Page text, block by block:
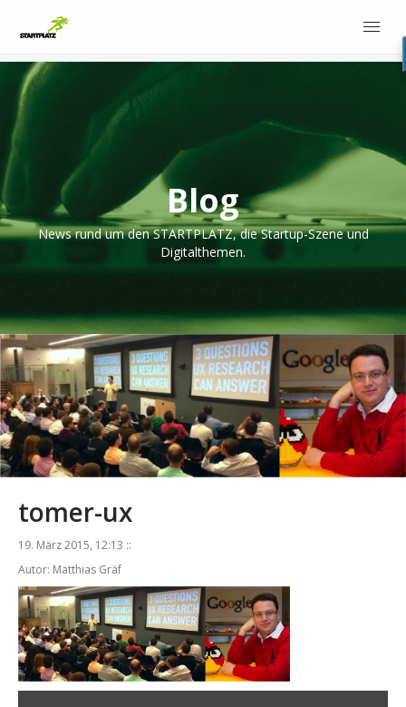
Blog
News rund um den STARTPLATZ, die Startup-Szene und
Digitalthemen.
tomer-ux
19. März 2015, 12:13 ::
Autor: Matthias Gräf